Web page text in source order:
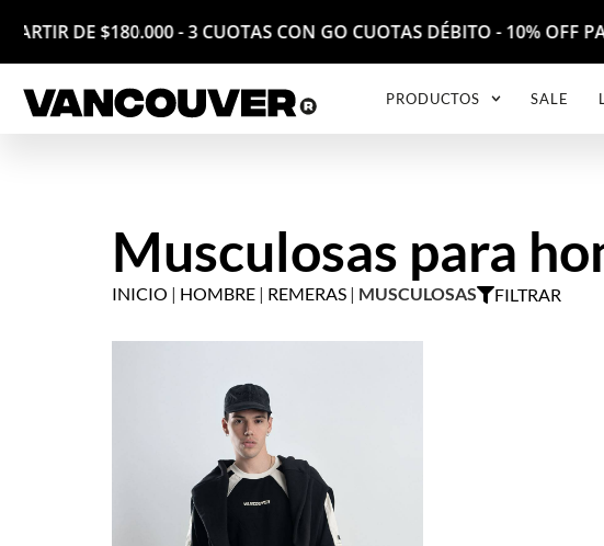
DE $180.000 - 3 CUOTAS CON GO CUOTAS DÉBITO - 10% OFF
PRODUCTOS SALE
Musculosas para
INICIO | HOMBRE | REMERAS | MUSCULOSAS FILTRAR